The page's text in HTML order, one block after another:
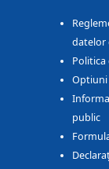
datelor
Optiuni
public